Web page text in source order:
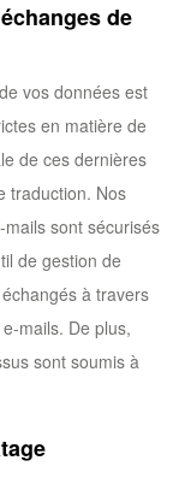
de
vos données est
en matière de
de ces dernières
traduction. Nos
mails sont sécurisés
de gestion de
à travers
mails. De plus,
sont soumis à